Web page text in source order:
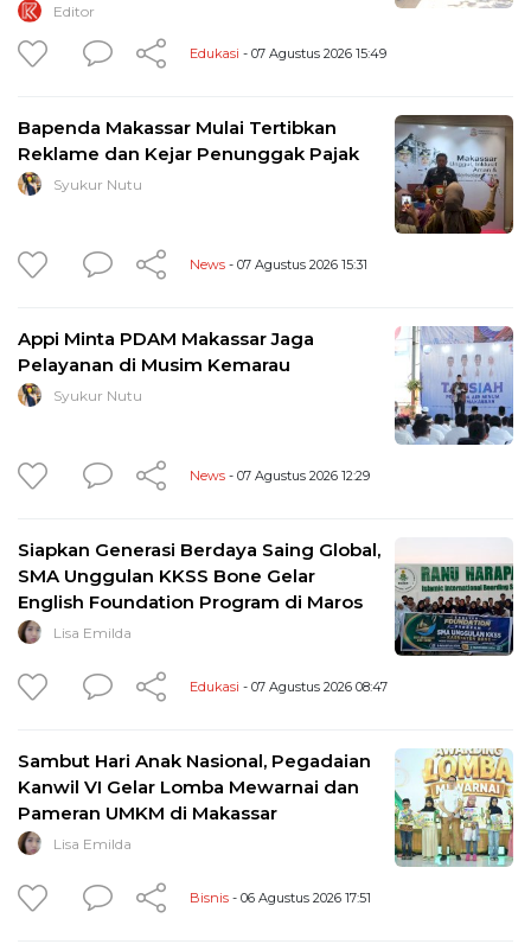
Editor
Edukasi - 07 Agustus 2026 15:49
Bapenda Makassar Mulai Tertibkan
Reklame dan Kejar Penunggak Pajak
Syukur Nutu
News - 07 Agustus 2026 15:31
Appi Minta PDAM Makassar Jaga
Pelayanan di Musim Kemarau
Syukur Nutu
News - 07 Agustus 2026 12:29
Siapkan Generasi Berdaya Saing Global,
SMA Unggulan KKSS Bone Gelar
English Foundation Program di Maros
Lisa Emilda
Edukasi - 07 Agustus 2026 08:47
Sambut Hari Anak Nasional, Pegadaian
Kanwil VI Gelar Lomba Mewarnai dan
Pameran UMKM di Makassar
Lisa Emilda
Bisnis - 06 Agustus 2026 17:51